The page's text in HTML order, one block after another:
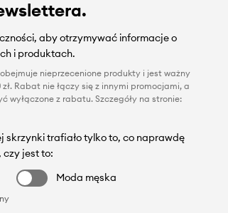
aby otrzymywać informacje o
i produktach.
nieprzecenione produkty i jest ważny
Rabat nie łączy się z innymi promocjami, a
wyłączone z rabatu. Szczegóły na stronie:
skrzynki trafiało tylko to, co naprawdę
czy jest to:
Moda męska